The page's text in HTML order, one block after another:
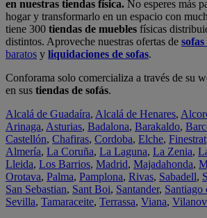
en nuestras tiendas física. No esperes más
hogar y transformarlo en un espacio con
tiene 300 tiendas de muebles físicas
distintos. Aproveche nuestras ofertas de
baratos y liquidaciones de sofas.
Conforama solo comercializa a través de su
en sus tiendas de sofás.
Alcalá de Guadaíra, Alcalá de Henares,
Arinaga, Asturias, Badalona, Barakaldo,
Castellón, Chafiras, Cordoba, Elche, Finestrat
Almería, La Coruña, La Laguna, La Zenia,
Lleida, Los Barrios, Madrid, Majadahonda,
Orotava, Palma, Pamplona, Rivas, Sabadell,
San Sebastian, Sant Boi, Santander, Santiago
Sevilla, Tamaraceite, Terrassa, Viana,